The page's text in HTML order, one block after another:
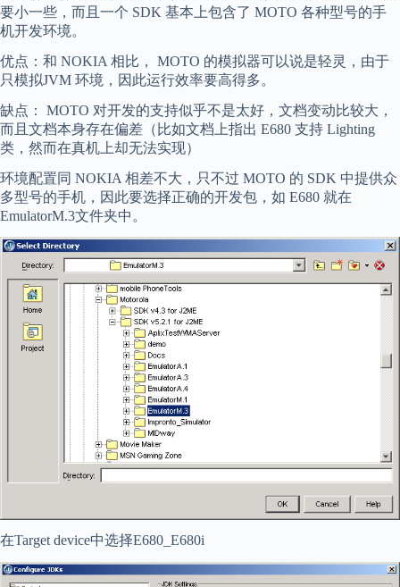
要小一些，而且一个 SDK 基本上包含了 MOTO 各种型号的手
机开发环境。
优点：和 NOKIA 相比， MOTO 的模拟器可以说是轻灵，由于
只模拟JVM 环境，因此运行效率要高得多。
缺点： MOTO 对开发的支持似乎不是太好，文档变动比较大，
而且文档本身存在偏差（比如文档上指出 E680 支持 Lighting
类，然而在真机上却无法实现）
环境配置同 NOKIA 相差不大，只不过 MOTO 的 SDK 中提供众
多型号的手机，因此要选择正确的开发包，如 E680 就在
EmulatorM.3文件夹中。
在Target device中选择E680_E680i